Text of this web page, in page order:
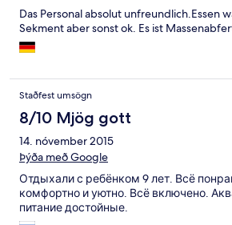
Das Personal absolut unfreundlich.Essen
Sekment aber sonst ok. Es ist
Staðfest umsögn
8/10 Mjög gott
14. nóvember 2015
Þýða með Google
Отдыхали с ребёнком 9 лет. Всё
комфортно и уютно. Всё включено.
питание достойные.